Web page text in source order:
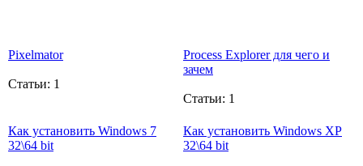
Pixelmator
Статьи: 1
Process Explorer для чего и
зачем
Статьи: 1
Как установить Windows 7
32\64 bit
Как установить Windows XP
32\64 bit